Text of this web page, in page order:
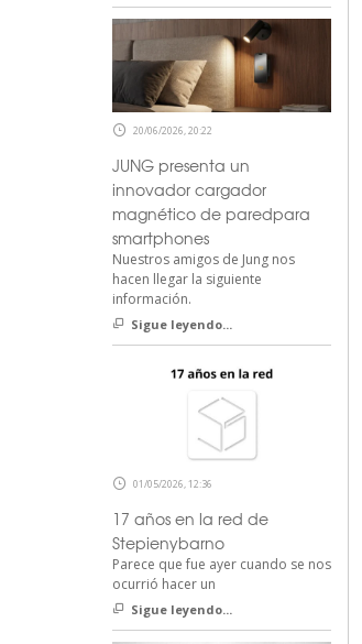
20/06/2026, 20:22
JUNG presenta un
innovador cargador
magnético de paredpara
smartphones
Nuestros amigos de Jung nos
hacen llegar la siguiente
información.
Sigue leyendo...
01/05/2026, 12:36
17 años en la red de
Stepienybarno
Parece que fue ayer cuando se nos
ocurrió hacer un
Sigue leyendo...